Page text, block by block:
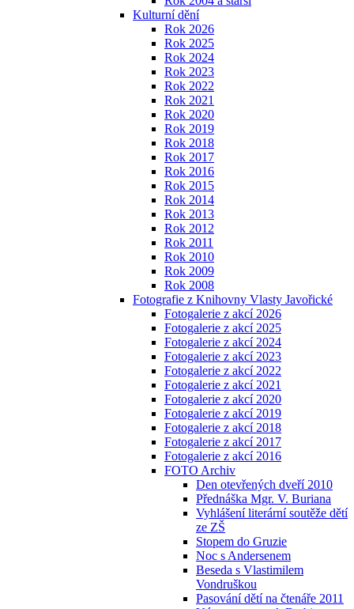
Kulturní dění
Rok 2026
Rok 2025
Rok 2024
Rok 2023
Rok 2022
Rok 2021
Rok 2020
Rok 2019
Rok 2018
Rok 2017
Rok 2016
Rok 2015
Rok 2014
Rok 2013
Rok 2012
Rok 2011
Rok 2010
Rok 2009
Rok 2008
Fotografie z Knihovny Vlasty Javořické
Fotogalerie z akcí 2026
Fotogalerie z akcí 2025
Fotogalerie z akcí 2024
Fotogalerie z akcí 2023
Fotogalerie z akcí 2022
Fotogalerie z akcí 2021
Fotogalerie z akcí 2020
Fotogalerie z akcí 2019
Fotogalerie z akcí 2018
Fotogalerie z akcí 2017
Fotogalerie z akcí 2016
FOTO Archiv
Den otevřených dveří 2010
Přednáška Mgr. V. Buriana
Vyhlášení literární soutěže dětí
ze ZŠ
Stopem do Gruzie
Noc s Andersenem
Beseda s Vlastimilem
Vondruškou
Pasování dětí na čtenáře 2011